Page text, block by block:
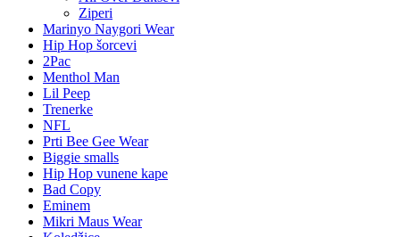
Ziperi
Marinyo Naygori Wear
Hip Hop šorcevi
2Pac
Menthol Man
Lil Peep
Trenerke
NFL
Prti Bee Gee Wear
Biggie smalls
Hip Hop vunene kape
Bad Copy
Eminem
Mikri Maus Wear